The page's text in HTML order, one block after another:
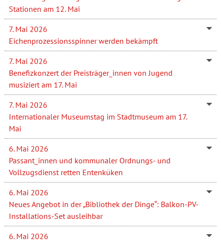
Stationen am 12. Mai
7. Mai 2026
Eichenprozessionsspinner werden bekämpft
7. Mai 2026
Benefizkonzert der Preisträger_innen von Jugend
musiziert am 17. Mai
7. Mai 2026
Internationaler Museumstag im Stadtmuseum am 17.
Mai
6. Mai 2026
Passant_innen und kommunaler Ordnungs- und
Vollzugsdienst retten Entenküken
6. Mai 2026
Neues Angebot in der „Bibliothek der Dinge“: Balkon-PV-
Installations-Set ausleihbar
6. Mai 2026